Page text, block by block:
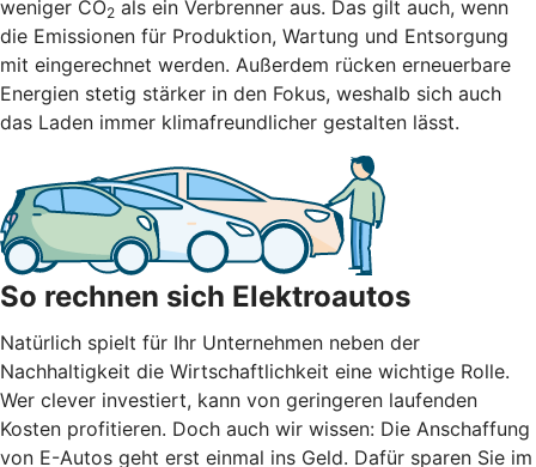
weniger CO2 als ein Verbrenner aus. Das gilt auch, wenn
die Emissionen für Produktion, Wartung und Entsorgung
mit eingerechnet werden. Außerdem rücken erneuerbare
Energien stetig stärker in den Fokus, weshalb sich auch
das Laden immer klimafreundlicher gestalten lässt.
So rechnen sich Elektroautos
Natürlich spielt für Ihr Unternehmen neben der
Nachhaltigkeit die Wirtschaftlichkeit eine wichtige Rolle.
Wer clever investiert, kann von geringeren laufenden
Kosten profitieren. Doch auch wir wissen: Die Anschaffung
von E-Autos geht erst einmal ins Geld. Dafür sparen Sie im